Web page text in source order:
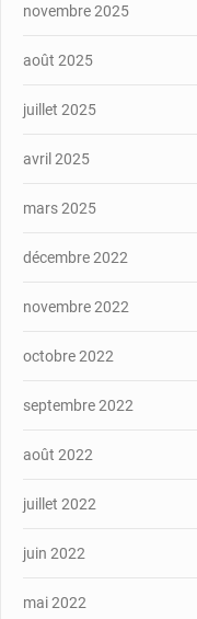
novembre 2025
août 2025
juillet 2025
avril 2025
mars 2025
décembre 2022
novembre 2022
octobre 2022
septembre 2022
août 2022
juillet 2022
juin 2022
mai 2022